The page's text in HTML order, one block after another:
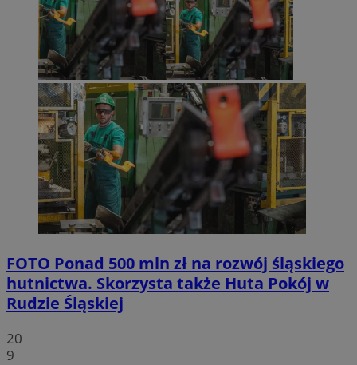
FOTO Ponad 500 mln zł na rozwój śląskiego
hutnictwa. Skorzysta także Huta Pokój w
Rudzie Śląskiej
20
9